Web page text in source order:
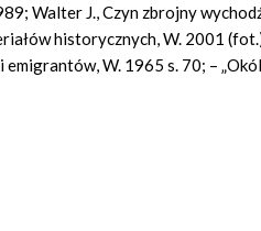
Walter J., Czyn zbrojny
historycznych, W. 2001
W. 1965 s. 70; –